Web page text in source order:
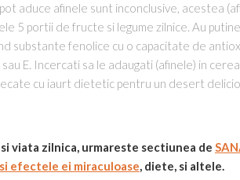
aduce afinele sunt inconclusive, acestea
5 portii de fructe si legume zilnice. Au
substante fenolice cu o capacitate de
E. Incercati sa le adaugati (afinele) in
cu iaurt dietetic pentru un desert
viata zilnica, urmareste sectiunea de
efectele ei miraculoase, diete, si altele.